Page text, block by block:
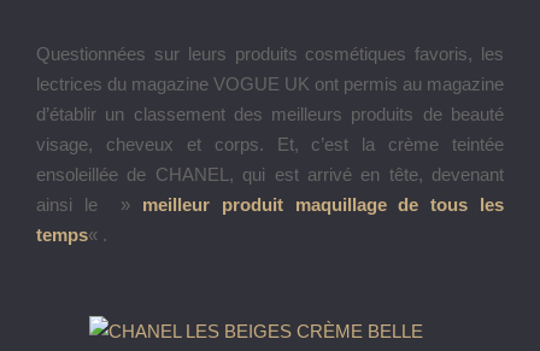
Questionnées sur leurs produits cosmétiques favoris, les
lectrices du magazine VOGUE UK ont permis au magazine
d’établir un classement des meilleurs produits de beauté
visage, cheveux et corps. Et, c’est la crème teintée
ensoleillée de CHANEL, qui est arrivé en tête, devenant
ainsi le » meilleur produit maquillage de tous les
temps« .